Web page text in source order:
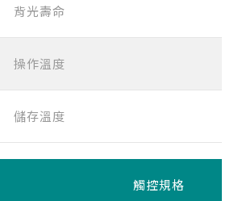
背光壽命
操作溫度
儲存溫度
觸控規格